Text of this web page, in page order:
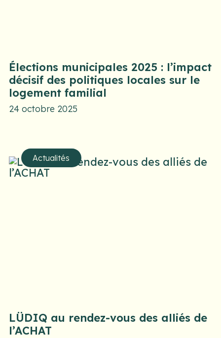
Élections municipales 2025 : l’impact
décisif des politiques locales sur le
logement familial
24 octobre 2025
Actualités
LÜDIQ au rendez-vous des alliés de
l’ACHAT